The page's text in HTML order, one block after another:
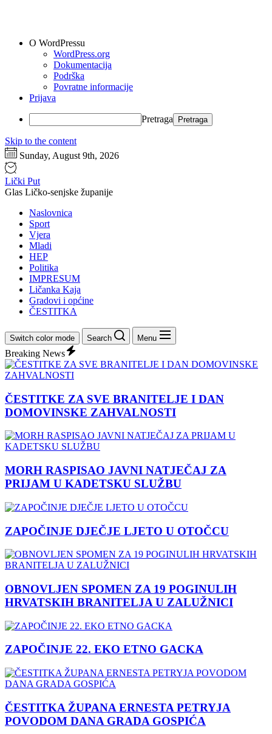
O WordPressu
WordPress.org
Dokumentacija
Podrška
Povratne informacije
Prijava
Pretraga
Skip to the content
Sunday, August 9th, 2026
Lički Put
Glas Ličko-senjske županije
Naslovnica
Sport
Vjera
Mladi
HEP
Politika
IMPRESUM
Ličanka Kaja
Gradovi i općine
ČESTITKA
Switch color mode Search Menu
Breaking News
ČESTITKE ZA SVE BRANITELJE I DAN
DOMOVINSKE ZAHVALNOSTI
MORH RASPISAO JAVNI NATJEČAJ ZA
PRIJAM U KADETSKU SLUŽBU
ZAPOČINJE DJEČJE LJETO U OTOČCU
OBNOVLJEN SPOMEN ZA 19 POGINULIH
HRVATSKIH BRANITELJA U ZALUŽNICI
ZAPOČINJE 22. EKO ETNO GACKA
ČESTITKA ŽUPANA ERNESTA PETRYJA
POVODOM DANA GRADA GOSPIĆA